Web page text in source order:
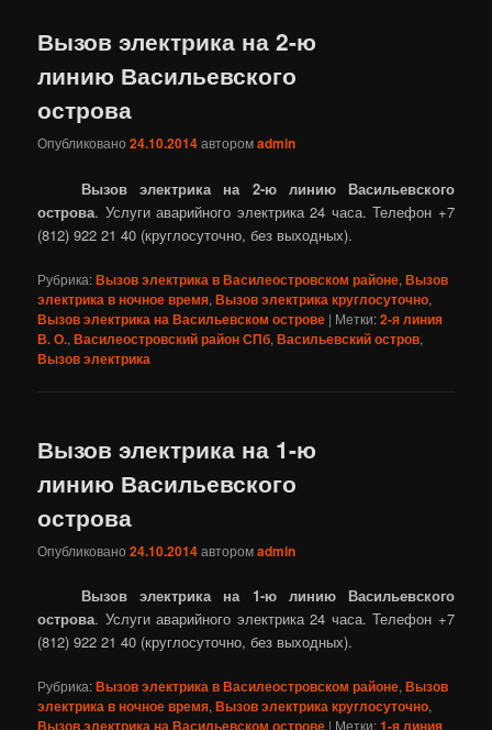
Вызов электрика на 2-ю
линию Васильевского
острова
Опубликовано24.10.2014авторомadmin
Вызов электрика на 2-ю линию Васильевского
острова. Услуги аварийного электрика 24 часа. Телефон +7
(812) 922 21 40 (круглосуточно, без выходных).
Рубрика:Вызов электрика в Василеостровском районе,Вызов
электрика в ночное время,Вызов электрика круглосуточно,
Вызов электрика на Васильевском острове | Метки:2-я линия
В. О.,Василеостровский район СПб,Васильевский остров,
Вызов электрика
Вызов электрика на 1-ю
линию Васильевского
острова
Опубликовано24.10.2014авторомadmin
Вызов электрика на 1-ю линию Васильевского
острова. Услуги аварийного электрика 24 часа. Телефон +7
(812) 922 21 40 (круглосуточно, без выходных).
Рубрика:Вызов электрика в Василеостровском районе,Вызов
электрика в ночное время,Вызов электрика круглосуточно,
| Метки: